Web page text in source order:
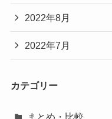
2022年8月
2022年7月
カテゴリー
まとめ・比較